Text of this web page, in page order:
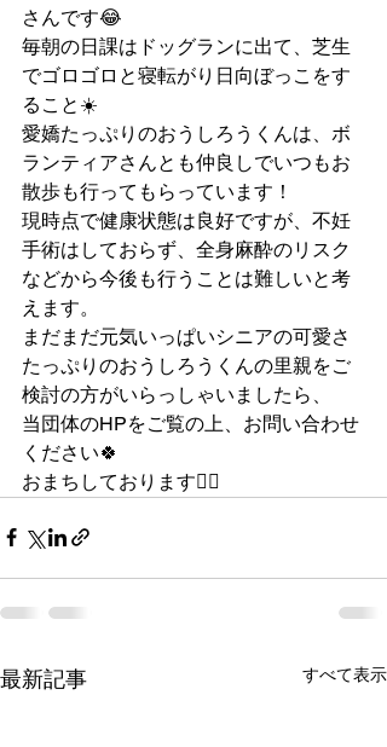
さんです😂
毎朝の日課はドッグランに出て、芝生
でゴロゴロと寝転がり日向ぼっこをす
ること☀️
愛嬌たっぷりのおうしろうくんは、ボ
ランティアさんとも仲良しでいつもお
散歩も行ってもらっています！
現時点で健康状態は良好ですが、不妊
手術はしておらず、全身麻酔のリスク
などから今後も行うことは難しいと考
えます。
まだまだ元気いっぱいシニアの可愛さ
たっぷりのおうしろうくんの里親をご
検討の方がいらっしゃいましたら、
当団体のHPをご覧の上、お問い合わせ
ください🍀
おまちしております🙇‍♂️
最新記事 すべて表示